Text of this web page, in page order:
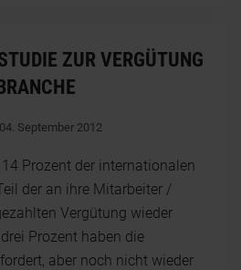
ZUR VERGÜTUNG
September 2012
Prozent der internationalen
der an ihre Mitarbeiter /
Vergütung wieder
Prozent haben die
aber noch nicht wieder